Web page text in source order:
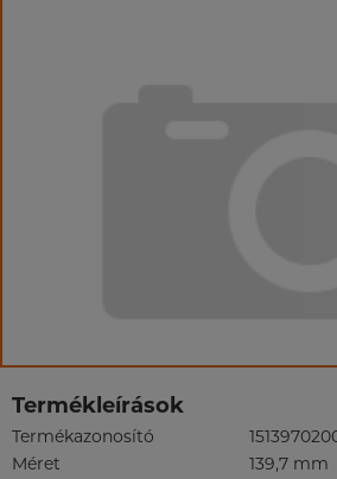
Termékleírások
Termékazonosító
Méret
139,7 mm